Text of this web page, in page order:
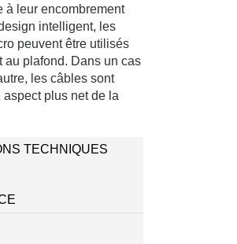
à leur encombrement
intelligent, les
peuvent être utilisés
au plafond. Dans un cas
les câbles sont
plus net de la
TECHNIQUES